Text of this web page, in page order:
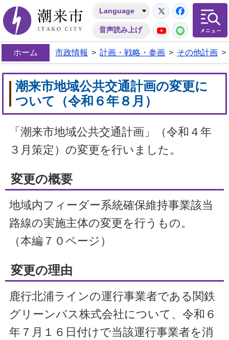
潮来市
Language
音声読み上げ
Twitter
YouTube
LINE
ホーム 市政情報 > 計画・戦略・参画 > その他計画 >
潮来市地域公共交通計画の変更に
ついて（令和６年８月）
「潮来市地域公共交通計画」（令和４年
３月策定）の変更を行いました。
変更の概要
地域内フィーダー系統確保維持事業該当
路線の実施主体の変更を行うもの。
（本編７０ページ）
変更の理由
鹿行北浦ラインの運行事業者である関鉄
グリーンバス株式会社について、令和６
年７月１６日付けで当該運行事業者を消